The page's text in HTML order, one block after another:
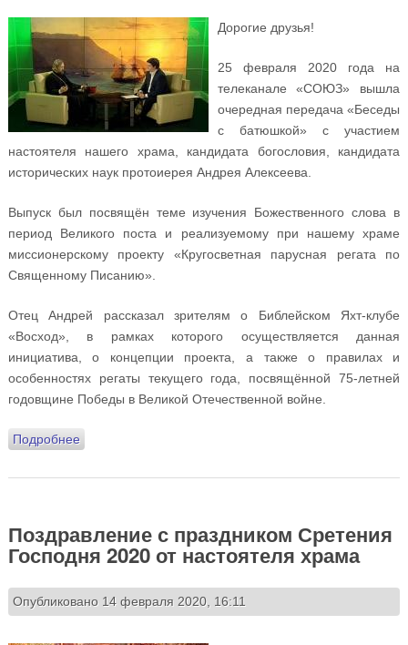
Дорогие друзья!
25 февраля 2020 года на
телеканале «СОЮЗ» вышла
очередная передача «Беседы
с батюшкой» с участием
настоятеля нашего храма, кандидата богословия, кандидата
исторических наук протоиерея Андрея Алексеева.
Выпуск был посвящён теме изучения Божественного слова в
период Великого поста и реализуемому при нашему храме
миссионерскому проекту «Кругосветная парусная регата по
Священному Писанию».
Отец Андрей рассказал зрителям о Библейском Яхт-клубе
«Восход», в рамках которого осуществляется данная
инициатива, о концепции проекта, а также о правилах и
особенностях регаты текущего года, посвящённой 75-летней
годовщине Победы в Великой Отечественной войне.
Подробнеео Телепередача «Беседы с батюшкой». Тема:
поста (25.02.2020)
Поздравление с праздником Сретения
Господня 2020 от настоятеля храма
Опубликовано 14 февраля 2020, 16:11